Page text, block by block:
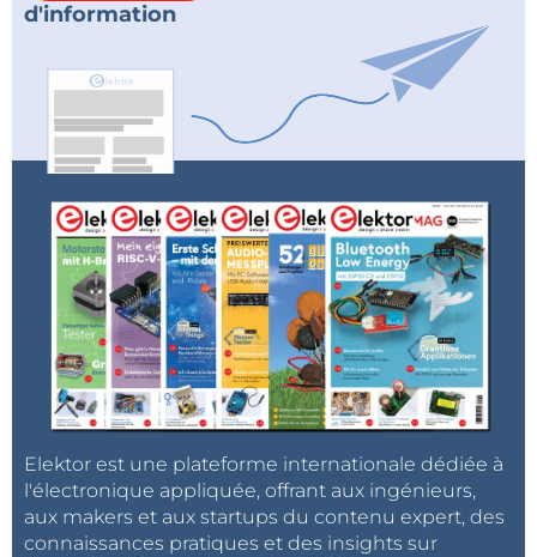
d'information
Elektor est une plateforme internationale dédiée à
l'électronique appliquée, offrant aux ingénieurs,
aux makers et aux startups du contenu expert, des
connaissances pratiques et des insights sur